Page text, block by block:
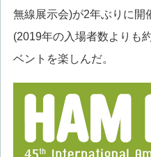
無線展示会)が2年ぶりに開
(2019年の入場者数よりも
ベントを楽しんだ。